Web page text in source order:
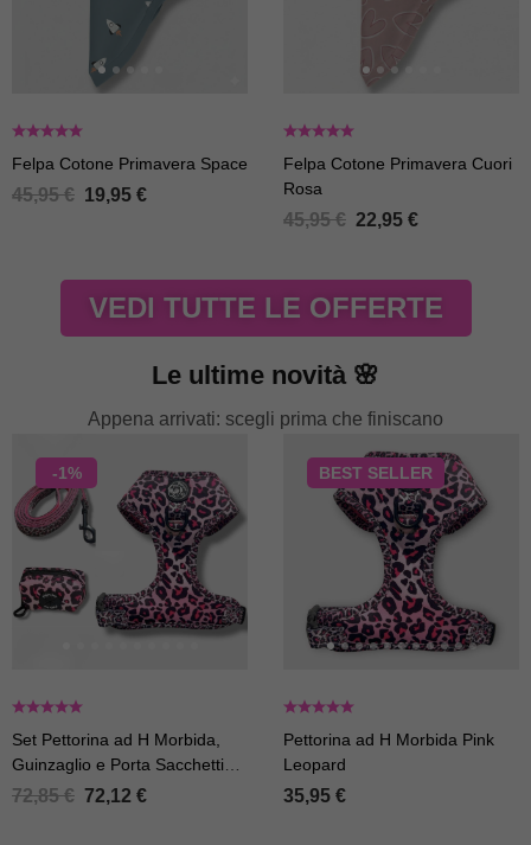
Felpa Cotone Primavera Space
45,95€ 19,95 €
Felpa Cotone Primavera Cuori
Rosa
45,95€ 22,95 €
VEDI TUTTE LE OFFERTE
Le ultime novità 🌸
Appena arrivati: scegli prima che finiscano
-1%
Set Pettorina ad H Morbida,
Guinzaglio e Porta Sacchetti
Pink Leopard
72,85€ 72,12 €
BEST SELLER
Pettorina ad H Morbida Pink
Leopard
35,95 €